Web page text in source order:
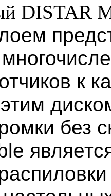
DISTAR
к
без